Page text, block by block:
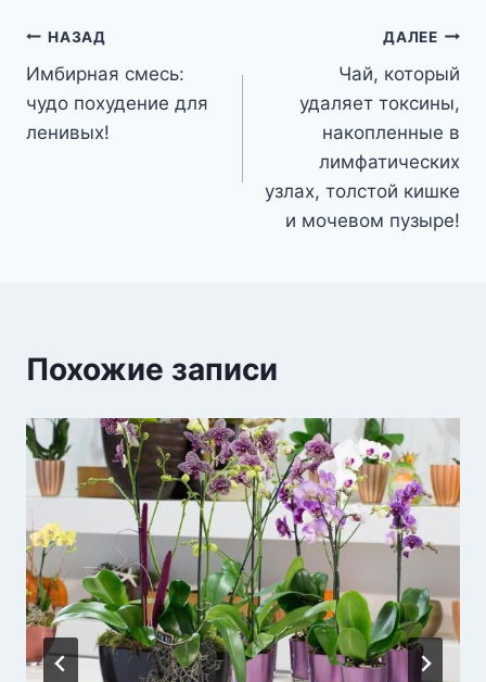
Навигация
по
записям
НАЗАД
Имбирная смесь:
чудо похудение для
ленивых!
ДАЛЕЕ
Чай, который
удаляет токсины,
накопленные в
лимфатических
узлах, толстой кишке
и мочевом пузыре!
Похожие записи